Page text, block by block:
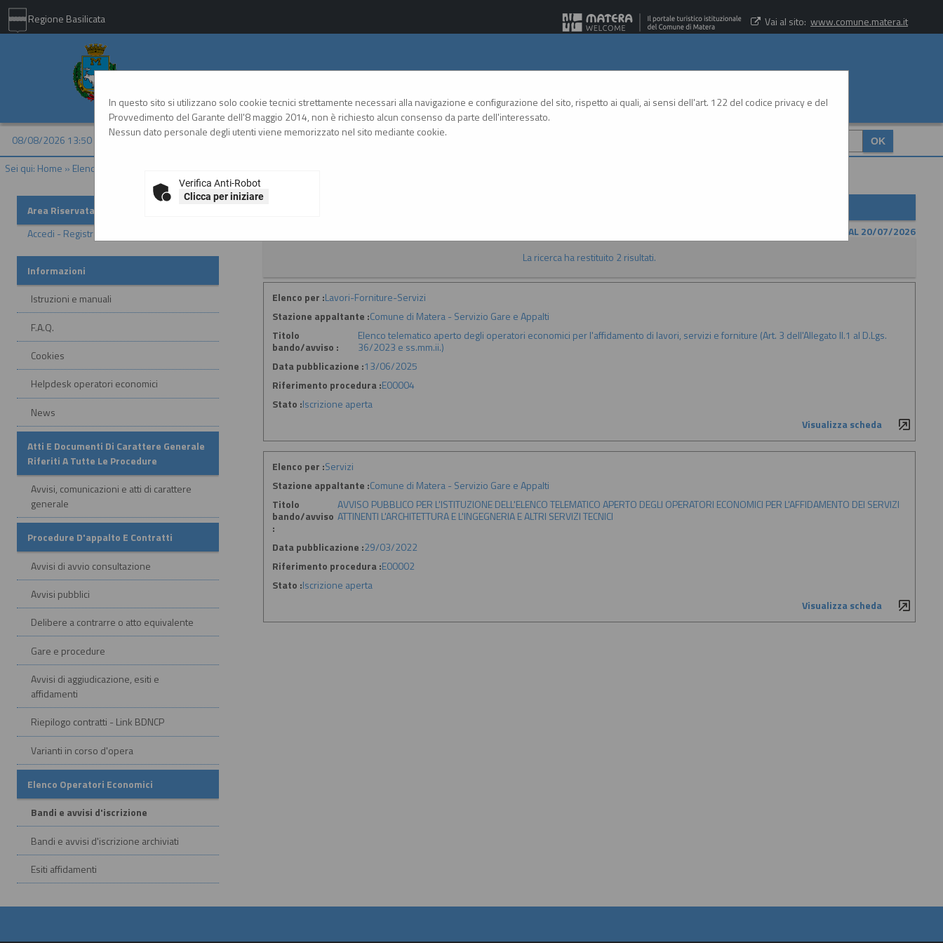
Regione Basilicata Vai al sito: www.comune.matera.it
Comune di Matera - Gare Telematiche
08/08/2026 13:50 A A GRAFICATESTO
Sei qui: Home » Elenco operatori economici
In questo sito si utilizzano solo cookie tecnici strettamente necessari alla navigazione e configurazione del sito, rispetto ai quali, ai sensi dell'art. 122 del codice privacy e del
Provvedimento del Garante dell'8 maggio 2014, non è richiesto alcun consenso da parte dell'interessato.
Nessun dato personale degli utenti viene memorizzato nel sito mediante cookie.
Verifica Anti-Robot
Clicca per iniziare
Area Riservata
Accedi - Registrati
Informazioni
Istruzioni e manuali
F.A.Q.
Cookies
Helpdesk operatori economici
News
Atti E Documenti Di Carattere Generale
Riferiti A Tutte Le Procedure
Avvisi, comunicazioni e atti di carattere
generale
Procedure D'appalto E Contratti
Avvisi di avvio consultazione
Avvisi pubblici
Delibere a contrarre o atto equivalente
Gare e procedure
Avvisi di aggiudicazione, esiti e
affidamenti
Riepilogo contratti - Link BDNCP
Varianti in corso d'opera
Elenco Operatori Economici
Bandi e avvisi d'iscrizione
Bandi e avvisi d'iscrizione archiviati
Esiti affidamenti
CONTENUTO AGGIORNATO AL 20/07/2026
La ricerca ha restituito 2 risultati.
Elenco per :Lavori-Forniture-Servizi
Stazione appaltante :Comune di Matera - Servizio Gare e Appalti
Titolo
bando/avviso :
Elenco telematico aperto degli operatori economici per l'affidamento di lavori, servizi e forniture (Art. 3 dell'Allegato II.1 al D.Lgs.
36/2023 e ss.mm.ii.)
Data pubblicazione :13/06/2025
Riferimento procedura :E00004
Stato :Iscrizione aperta
Visualizza scheda
Elenco per :Servizi
Stazione appaltante :Comune di Matera - Servizio Gare e Appalti
Titolo
bando/avviso
:
AVVISO PUBBLICO PER L'ISTITUZIONE DELL'ELENCO TELEMATICO APERTO DEGLI OPERATORI ECONOMICI PER L'AFFIDAMENTO DEI SERVIZI
ATTINENTI L'ARCHITETTURA E L'INGEGNERIA E ALTRI SERVIZI TECNICI
Data pubblicazione :29/03/2022
Riferimento procedura :E00002
Stato :Iscrizione aperta
Visualizza scheda